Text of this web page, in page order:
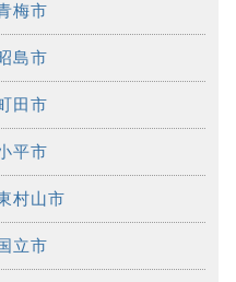
梅市
島市
田市
平市
村山市
立市